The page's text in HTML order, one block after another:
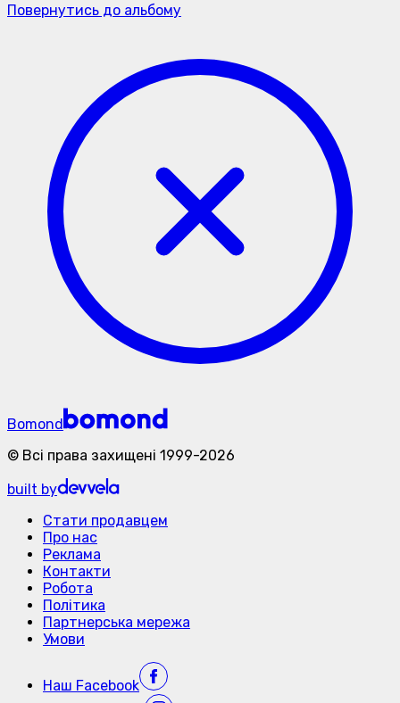
Повернутись до альбому
Bomond
© Всі права захищені 1999-2026
built by
Стати продавцем
Про нас
Реклама
Контакти
Робота
Політика
Партнерська мережа
Умови
Наш Facebook